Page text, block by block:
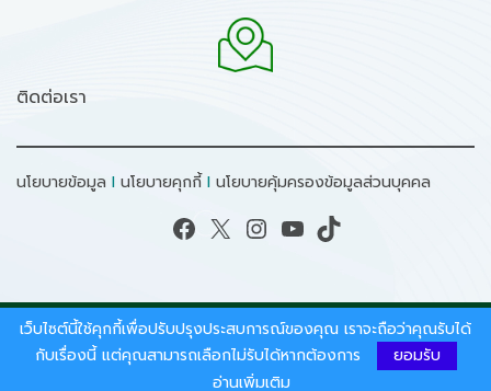
ติดต่อเรา
นโยบายข้อมูล I นโยบายคุกกี้ I นโยบายคุ้มครองข้อมูลส่วนบุคคล
Facebook X Instagram YouTube TikTok
สงวนลิขสิทธิ์ © 2026 - สำนักงานนโยบายและแผน
ทรัพยากรธรรมชาติและสิ่งแวดล้อม.
เว็บไซต์นี้ใช้คุกกี้เพื่อปรับปรุงประสบการณ์ของคุณ เราจะถือว่าคุณรับได้
กับเรื่องนี้ แต่คุณสามารถเลือกไม่รับได้หากต้องการ
ยอมรับ
อ่านเพิ่มเติม